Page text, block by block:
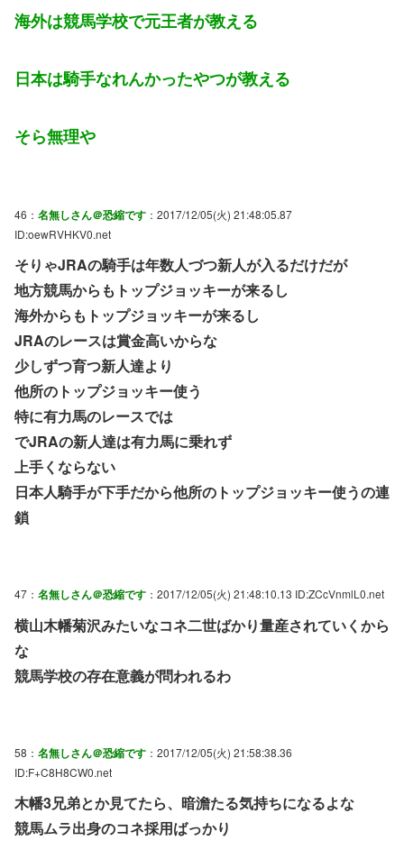
海外は競馬学校で元王者が教える
日本は騎手なれんかったやつが教える
そら無理や
46： 名無しさん＠恐縮です ：2017/12/05(火) 21:48:05.87
ID:oewRVHKV0.net
そりゃJRAの騎手は年数人づつ新人が入るだけだが
地方競馬からもトップジョッキーが来るし
海外からもトップジョッキーが来るし
JRAのレースは賞金高いからな
少しずつ育つ新人達より
他所のトップジョッキー使う
特に有力馬のレースでは
でJRAの新人達は有力馬に乗れず
上手くならない
日本人騎手が下手だから他所のトップジョッキー使うの連
鎖
47： 名無しさん＠恐縮です ：2017/12/05(火) 21:48:10.13 ID:ZCcVnmlL0.net
横山木幡菊沢みたいなコネ二世ばかり量産されていくから
な
競馬学校の存在意義が問われるわ
58： 名無しさん＠恐縮です ：2017/12/05(火) 21:58:38.36
ID:F+C8H8CW0.net
木幡3兄弟とか見てたら、暗澹たる気持ちになるよな
競馬ムラ出身のコネ採用ばっかり